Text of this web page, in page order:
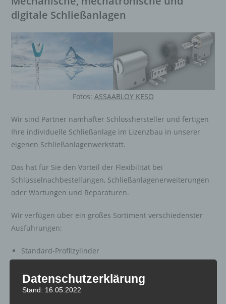
digitale Schließanlagen
Fotos: ASSAABLOY KESO
Wir sind Partner namhafter Schlosshersteller und fertigen
Ihre individuelle Schließanlage im Lizenzbau in unserer
eigenen Schließanlagenwerkstatt.
Das hat für Sie den Vorteil der Flexibilität bei
Schlüsselnachbestellungen, Schließanlagenerweiterungen
oder Wartungen und Reparaturen.
Wir verfügen über ein großes Sortiment verschiedenster
Ausführungen:
Standard-Profilzylinder
Modulare Wendeschlüsselsysteme
Mechatronische Schließzylinder
Datenschutzerklärung
Stand: 16.05.2022